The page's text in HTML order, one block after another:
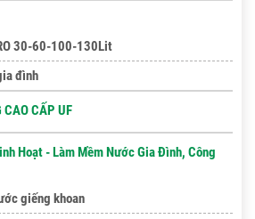
30-60-100-130Lit
đình
CAO CẤP UF
Hoạt - Làm Mềm Nước Gia Đình, Công
giếng khoan